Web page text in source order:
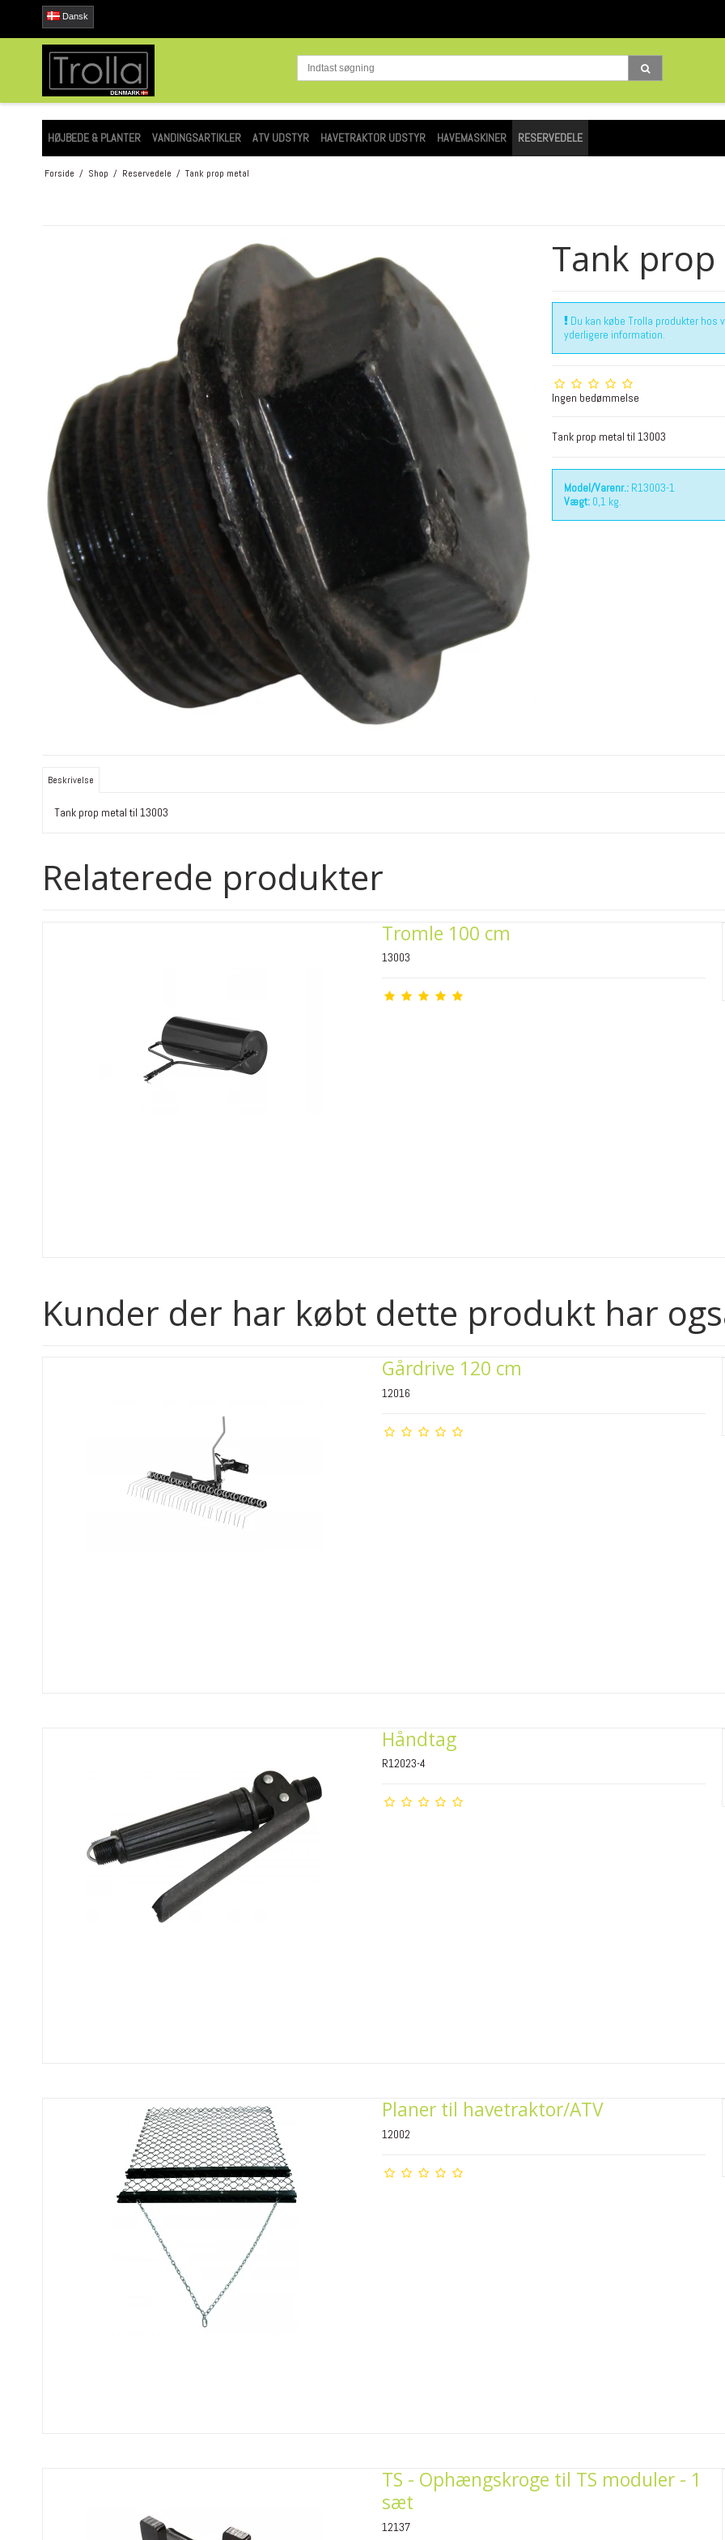
Dansk
HØJBEDE & PLANTER VANDINGSARTIKLER ATV UDSTYR HAVETRAKTOR UDSTYR HAVEMASKINER RESERVEDELE
Forside / Shop / Reservedele / Tank prop metal
Tank prop
Du kan købe Trolla produkter
yderligere information.
Ingen bedømmelse
Tank prop metal til 13003
Model/Varenr.: R13003-1
Vægt: 0,1 kg.
Beskrivelse
Tank prop metal til 13003
Relaterede produkter
Tromle 100 cm
13003
Kunder der har købt dette produkt har
Gårdrive 120 cm
12016
Håndtag
R12023-4
Planer til havetraktor/ATV
12002
TS - Ophængskroge til TS moduler - 1
sæt
12137